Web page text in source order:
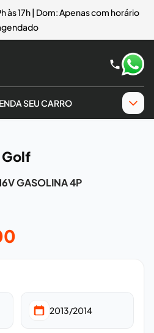
às 17h | Dom: Apenas com horário
SEU CARRO
Golf
GASOLINA 4P
2013/2014